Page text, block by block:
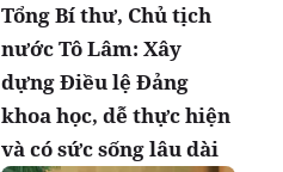
Tổng Bí thư, Chủ tịch
nước Tô Lâm: Xây
dựng Điều lệ Đảng
khoa học, dễ thực hiện
và có sức sống lâu dài